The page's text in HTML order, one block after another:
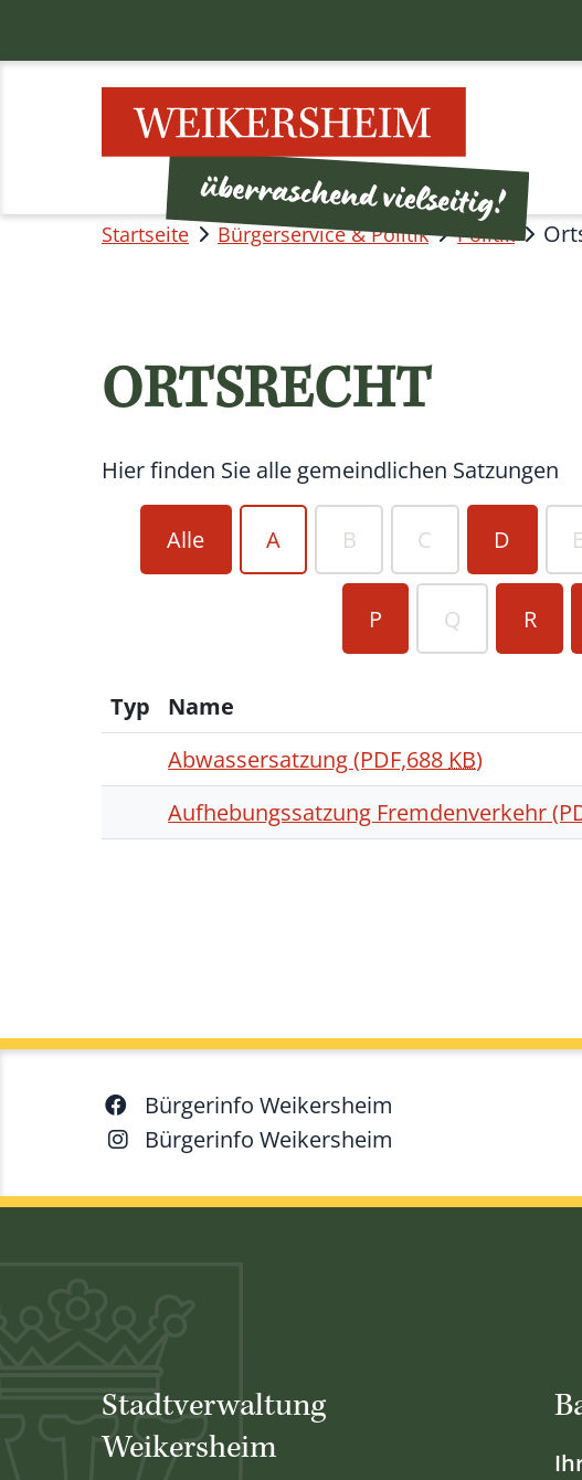
Startseite Bürgerservice & Politik Politik
ORTSRECHT
Hier finden Sie alle gemeindlichen Satzungen
Alle A B C D E
P Q R
Typ Name
Abwassersatzung(PDF,688 KB)
Aufhebungssatzung Fremdenverkehr
Bürgerinfo Weikersheim
Bürgerinfo Weikersheim
Stadtverwaltung
Weikersheim